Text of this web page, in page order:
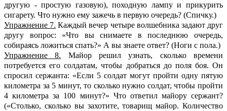
другую - простую газовую), походную лампу и прикурить
сигарету. Что нужно ему зажечь в первую очередь? (Спичку.)
Упражнение 7. Каждый вечер четыре волшебника задают друг
другу вопрос: «Что вы снимаете в последнюю очередь,
собираясь ложиться спать?» А вы знаете ответ? (Ноги с пола.)
Упражнение 8. Майор решил узнать, сколько времени
потребуется его солдатам, чтобы добраться до поля боя. Он
спросил сержанта: «Если 5 солдат могут пройти одну пятую
километра за 5 минут, то сколько нужно солдат, чтобы пройти
4 километра за 100 минут?» Что ответил майору сержант?
(«Столько, сколько вы захотите, товарищ майор. Количество